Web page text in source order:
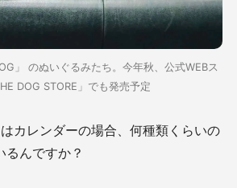
」 のぬいぐるみたち。今年秋、公式WEBス
DOG STORE」でも発売予定
カレンダーの場合、何種類くらいの
るんですか？